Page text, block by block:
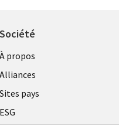
Société
À propos
Alliances
Sites pays
ESG